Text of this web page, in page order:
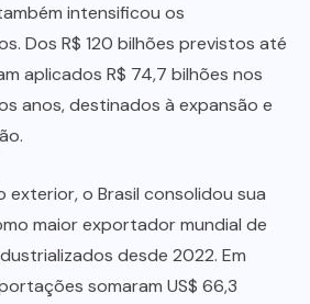
intensificou os
Dos R$ 120 bilhões previstos até
aplicados R$ 74,7 bilhões nos
anos, destinados à expansão e
exterior, o Brasil consolidou sua
maior exportador mundial de
desde 2022. Em
somaram US$ 66,3